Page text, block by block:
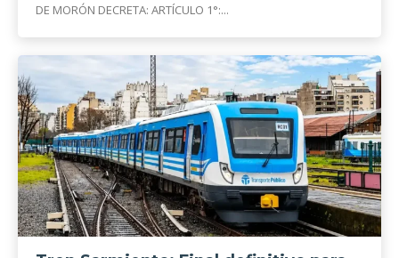
DE MORÓN DECRETA: ARTÍCULO 1°:...